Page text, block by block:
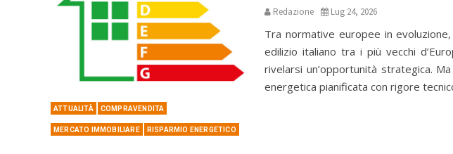
ATTUALITÀ COMPRAVENDITA
MERCATO IMMOBILIARE RISPARMIO ENERGETICO
Redazione Lug 24, 2026
Tra normative europee in
edilizio italiano tra i più vecchi
rivelarsi un’opportunità strategica.
energetica pianificata con rigore